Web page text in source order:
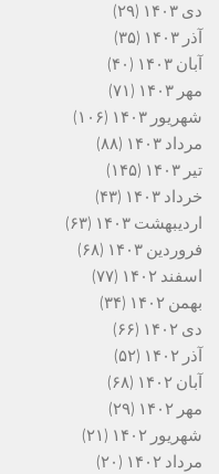
دی ۱۴۰۳
(۲۹)
آذر ۱۴۰۳
(۳۵)
آبان ۱۴۰۳
(۴۰)
مهر ۱۴۰۳
(۷۱)
شهریور ۱۴۰۳
(۱۰۶)
مرداد ۱۴۰۳
(۸۸)
تیر ۱۴۰۳
(۱۴۵)
خرداد ۱۴۰۳
(۴۳)
اردیبهشت ۱۴۰۳
(۶۳)
فروردین ۱۴۰۳
(۶۸)
اسفند ۱۴۰۲
(۷۷)
بهمن ۱۴۰۲
(۳۴)
دی ۱۴۰۲
(۶۶)
آذر ۱۴۰۲
(۵۲)
آبان ۱۴۰۲
(۶۸)
مهر ۱۴۰۲
(۲۹)
شهریور ۱۴۰۲
(۲۱)
مرداد ۱۴۰۲
(۲۰)